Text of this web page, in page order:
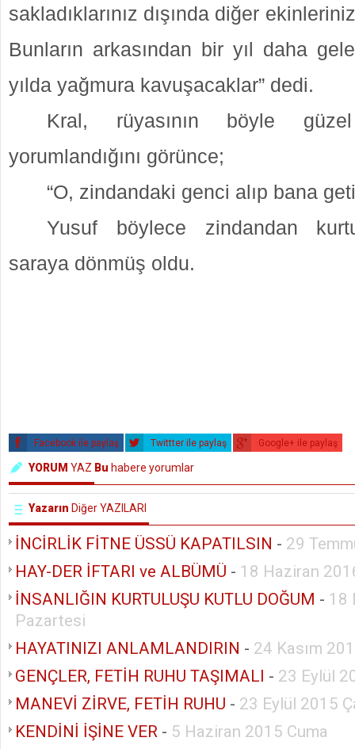
sakladıklarınız dışında diğer
Bunların arkasından bir yıl daha
yılda yağmura kavuşacaklar” dedi.
Kral, rüyasının böyle
yorumlandığını görünce;
“O, zindandaki genci alıp bana
Yusuf böylece zindandan
saraya dönmüş oldu.
Facebook ile paylaş Twittter ile paylaş Google+ ile paylaş
YORUM YAZ Bu habere yorumlar
Yazarın Diğer YAZILARI
İNCİRLİK FİTNE ÜSSÜ KAPATILSIN - 29
HAY-DER İFTARI ve ALBÜMÜ - 18 Haziran
İNSANLIĞIN KURTULUŞU KUTLU DOĞUM - 18
Pazartesi
HAYATINIZI ANLAMLANDIRIN - 24 Kasım
GENÇLER, FETİH RUHU TAŞIMALI - 23 Eylül
MANEVİ ZİRVE, FETİH RUHU - 23 Eylül 2015
KENDİNİ İŞİNE VER - 5 Haziran 2015 Cuma